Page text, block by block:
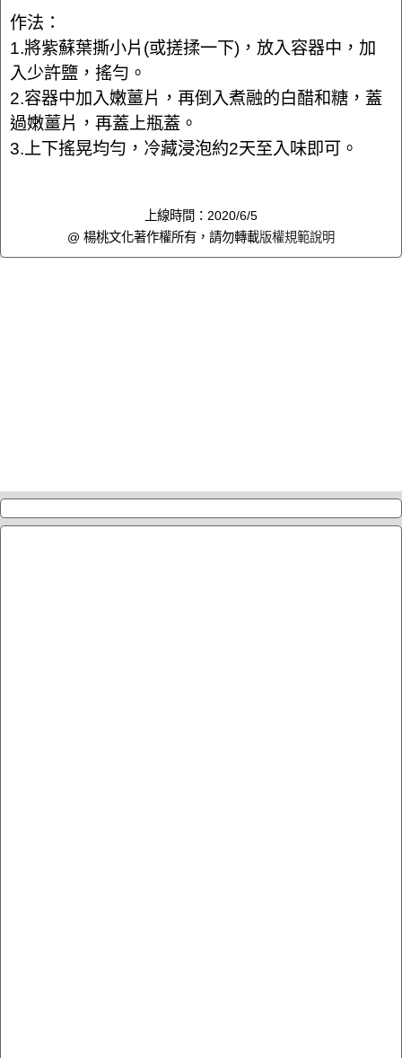
作法：
1.將紫蘇葉撕小片(或搓揉一下)，放入容器中，加
入少許鹽，搖勻。
2.容器中加入嫩薑片，再倒入煮融的白醋和糖，蓋
過嫩薑片，再蓋上瓶蓋。
3.上下搖晃均勻，冷藏浸泡約2天至入味即可。
上線時間：2020/6/5
@ 楊桃文化著作權所有，請勿轉載版權規範說明